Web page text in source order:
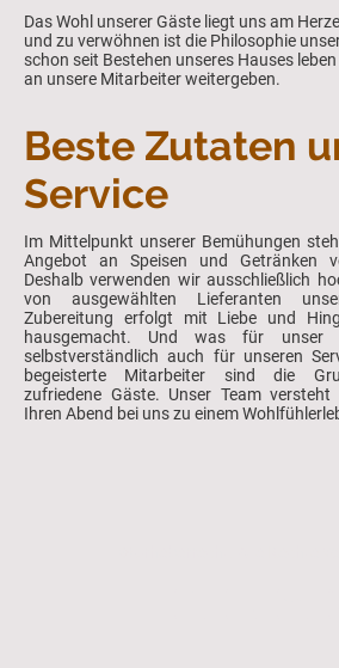
Das Wohl unserer Gäste liegt uns am
und zu verwöhnen ist die Philosophie
schon seit Bestehen unseres Hauses
an unsere Mitarbeiter weitergeben.
Beste Zutaten
Service
Im Mittelpunkt unserer Bemühungen
Angebot an Speisen und Getränken
Deshalb verwenden wir ausschließlich
von ausgewählten Lieferanten
Zubereitung erfolgt mit Liebe und
hausgemacht. Und was für
selbstverständlich auch für unseren
begeisterte Mitarbeiter sind die
zufriedene Gäste. Unser Team
Ihren Abend bei uns zu einem